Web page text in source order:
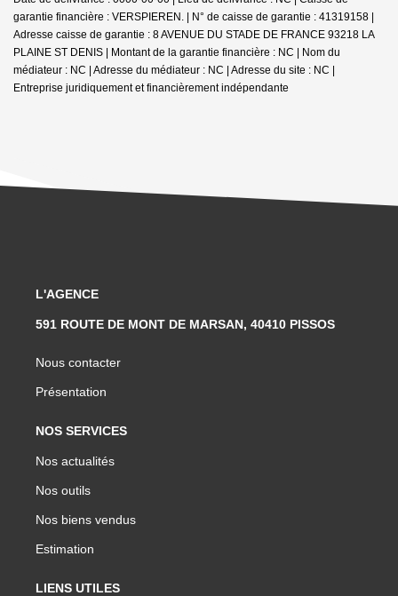
garantie financière : VERSPIEREN. | N° de caisse de garantie : 41319158 |
Adresse caisse de garantie : 8 AVENUE DU STADE DE FRANCE 93218 LA
PLAINE ST DENIS | Montant de la garantie financière : NC | Nom du
médiateur : NC | Adresse du médiateur : NC | Adresse du site : NC |
Entreprise juridiquement et financièrement indépendante
L'AGENCE
591 ROUTE DE MONT DE MARSAN, 40410 PISSOS
Nous contacter
Présentation
NOS SERVICES
Nos actualités
Nos outils
Nos biens vendus
Estimation
LIENS UTILES